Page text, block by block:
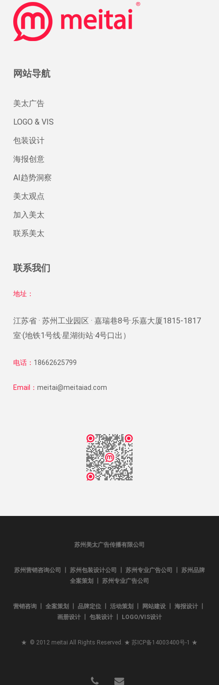
网站导航
美太广告
LOGO & VIS
包装设计
海报创意
AI趋势洞察
美太观点
加入美太
联系美太
联系我们
地址：
江苏省 · 苏州工业园区 · 嘉瑞巷8号·乐嘉大厦1815-1817
室·(地铁1号线·星湖街站·4号口出）
电话： 18662625799
Email： meitai@meitaiad.com
苏州美太广告传播有限公司
苏州营销咨询公司 丨 苏州包装设计公司 丨 苏州专业广告公司 丨 苏州品牌
全案策划 丨 苏州专业广告公司
营销咨询 丨 全案策划 丨 品牌定位 丨 活动策划 丨 网站建设 丨 海报设计 丨
画册设计 丨 包装设计 丨 LOGO/VIS设计
★ © 2012 meitai All Rights Reserved. ★苏ICP备14003400号-1 ★
phone email